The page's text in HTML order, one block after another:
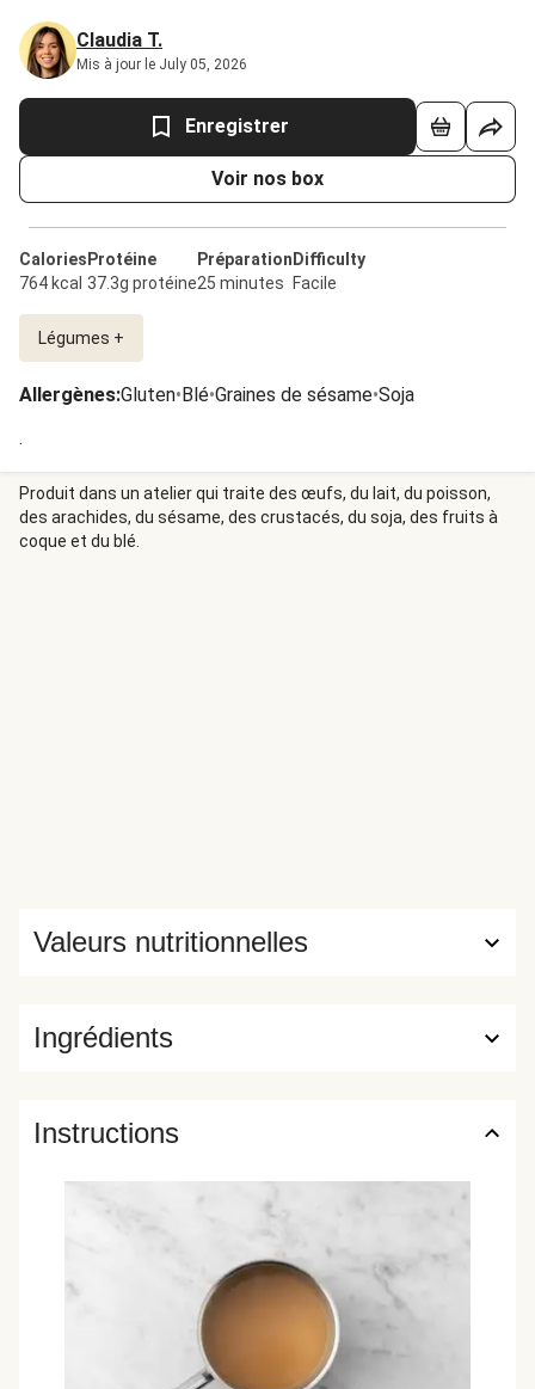
Claudia T.
Mis à jour le July 05, 2026
Enregistrer
Voir nos box
Calories
764 kcal
Protéine
37.3g protéine
Préparation
25 minutes
Difficulty
Facile
Légumes +
Allergènes:Gluten•Blé•Graines de sésame•Soja
.
Produit dans un atelier qui traite des œufs, du lait, du poisson,
des arachides, du sésame, des crustacés, du soja, des fruits à
coque et du blé.
Ingrédients
Valeurs nutritionnelles
Instructions